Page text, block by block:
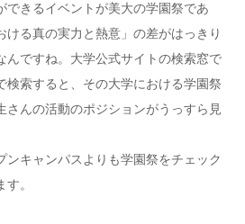
できるイベントが美大の学園祭であ
ける真の実力と熱意」の差がはっきり
んですね。大学公式サイトの検索窓で
検索すると、その大学における学園祭
さんの活動のポジションがうっすら見
ンキャンパスよりも学園祭をチェック
。